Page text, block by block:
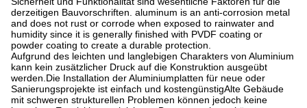
derzeitigen Bauvorschriften. aluminum is an anti-corrosion metal
and does not rust or corrode when exposed to rainwater and
humidity since it is generally finished with PVDF coating or
powder coating to create a durable protection.
Aufgrund des leichten und langlebigen Charakters von Aluminium
kann kein zusätzlicher Druck auf die Konstruktion ausgeübt
werden.Die Installation der Aluminiumplatten für neue oder
Sanierungsprojekte ist einfach und kostengünstigAlte Gebäude
mit schweren strukturellen Problemen können jedoch keine